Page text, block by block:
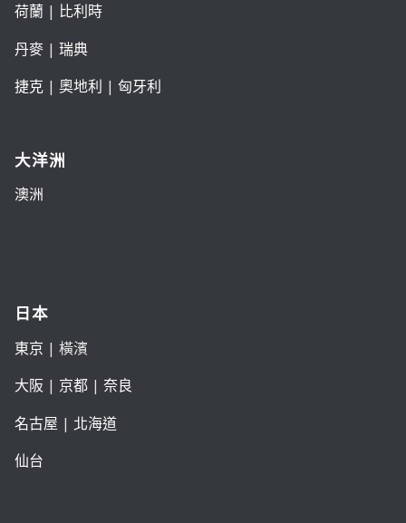
荷蘭| 比利時
丹麥| 瑞典
捷克| 奧地利 | 匈牙利
大洋洲
澳洲
日本
東京 | 橫濱
大阪 | 京都| 奈良
名古屋 | 北海道
仙台